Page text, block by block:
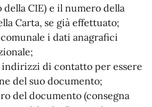
CIE) e il numero della
Carta, se già effettuato;
i dati anagrafici
indirizzi di contatto per essere
del suo documento;
del documento (consegna